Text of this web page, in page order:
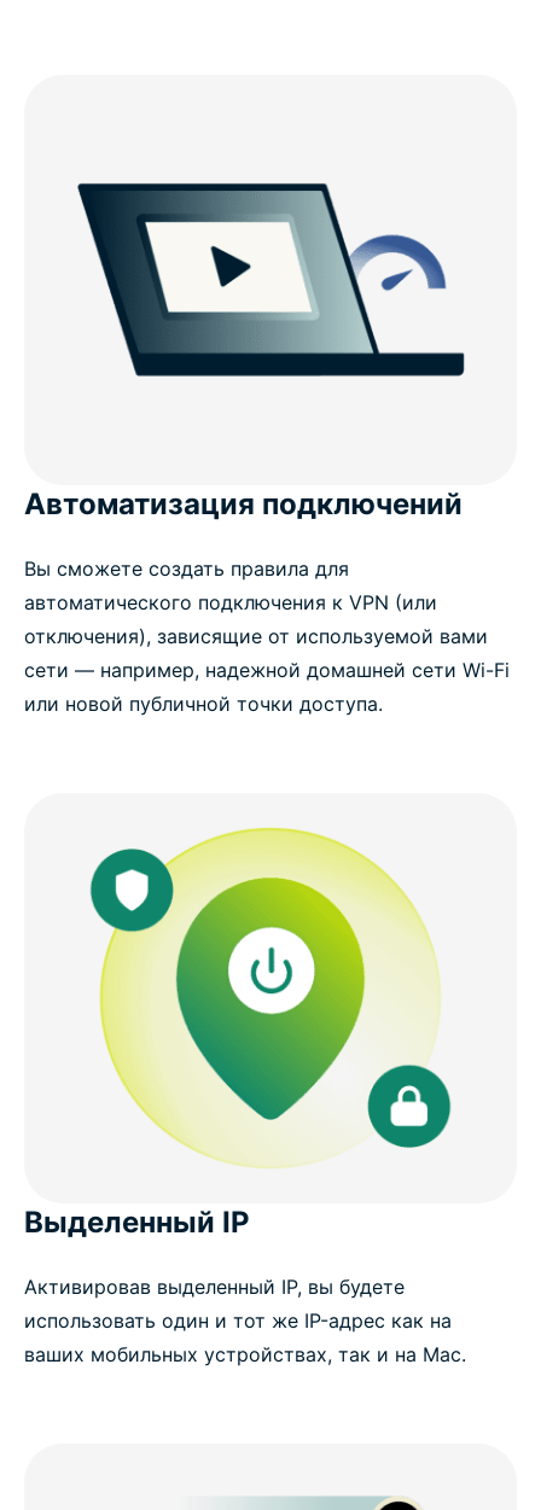
Автоматизация подключений
Вы сможете создать правила для
автоматического подключения к VPN (или
отключения), зависящие от используемой вами
сети — например, надежной домашней сети Wi-Fi
или новой публичной точки доступа.
Выделенный IP
Активировав выделенный IP, вы будете
использовать один и тот же IP-адрес как на
ваших мобильных устройствах, так и на Mac.